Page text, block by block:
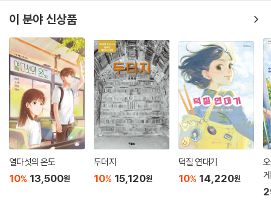
이 분야 신상품
열다섯의 온도
10% 13,500원
두더지
10% 15,120원
덕질 연대기
10% 14,220원